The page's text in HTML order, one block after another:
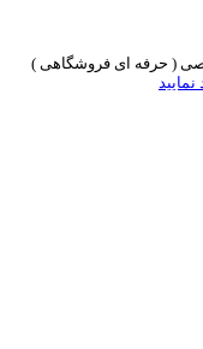
( حرفه ای فروشگاهی )
نمایید